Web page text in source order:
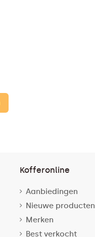
Kofferonline
Aanbiedingen
Nieuwe producten
Merken
Best verkocht